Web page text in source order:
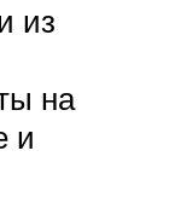
из
на
и